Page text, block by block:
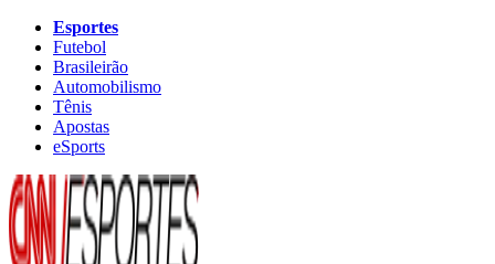
Esportes
Futebol
Brasileirão
Automobilismo
Tênis
Apostas
eSports